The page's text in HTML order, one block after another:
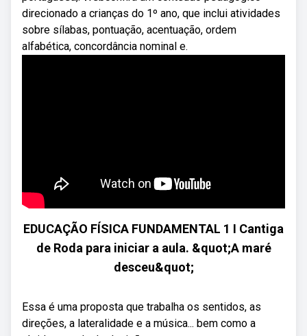
direcionado a crianças do 1º ano, que inclui atividades
sobre sílabas, pontuação, acentuação, ordem
alfabética, concordância nominal e.
EDUCAÇÃO FÍSICA FUNDAMENTAL 1 I Cantiga
de Roda para iniciar a aula. &quot;A maré
desceu&quot;
Essa é uma proposta que trabalha os sentidos, as
direções, a lateralidade e a música... bem como a